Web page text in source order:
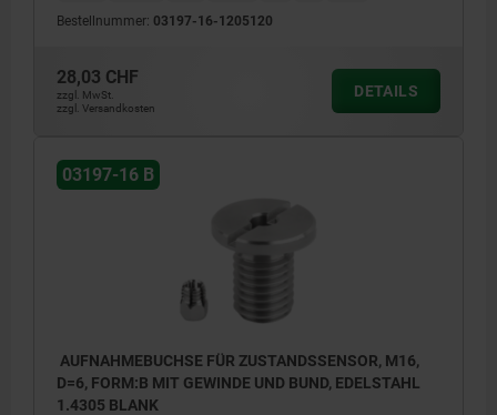
Bestellnummer: 03197-16-1205120
28,03 CHF
zzgl. MwSt.
zzgl. Versandkosten
DETAILS
03197-16 B
AUFNAHMEBUCHSE FÜR ZUSTANDSSENSOR, M16,
D=6, FORM:B MIT GEWINDE UND BUND, EDELSTAHL
1.4305 BLANK